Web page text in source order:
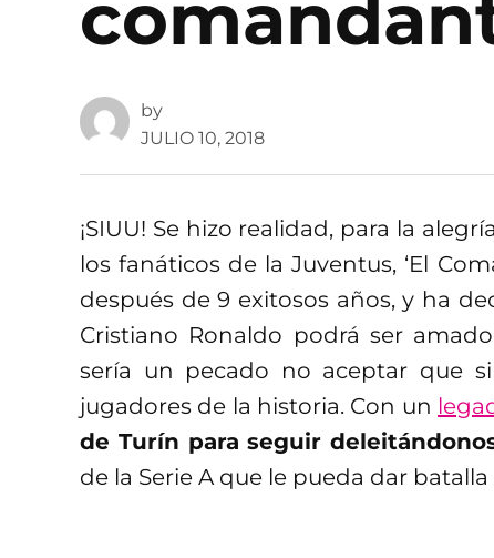
by
JULIO 10, 2018
¡SIUU! Se hizo realidad, para la
los fanáticos de la Juventus, ‘El
después de 9 exitosos años, y ha
Cristiano Ronaldo podrá ser
sería un pecado no aceptar que
jugadores de la historia. Con un
de Turín para seguir
de la Serie A que le pueda dar